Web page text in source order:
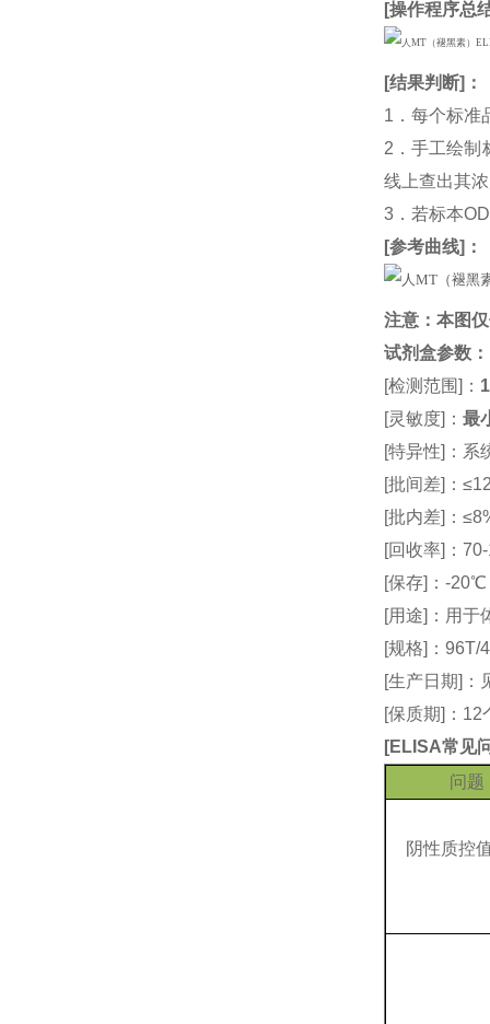
[操作程序总
[结果判断]：
1．每个标准
2．手工绘制
线上查出其
3．若标本
[参考曲线]：
注意：本图
试剂盒参数 ：
[检测范围]：
[灵敏度]：最
[特异性]：系
[批间差]：
[批内差]：
[回收率]：
[保存]：-
[用途]：用于
[规格]：96T/
[生产日期]：
[保质期]：
[ELISA常见
问题
阴性质控